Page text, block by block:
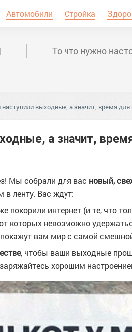
Автомобили Стройка
То что нужно
наступили выходные, а значит, время для
а значит,
Мы собрали для вас новый,
в ленту. Вас ждут:
покорили интернет (и те, что
которых невозможно
покажут вам мир с самой
, чтобы ваши выходные
хорошим